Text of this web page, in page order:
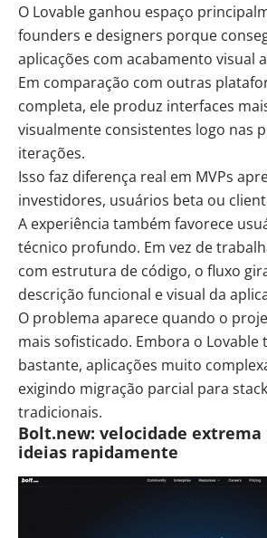
O Lovable ganhou espaço
founders e designers porque
aplicações com acabamento visual
Em comparação com outras
completa, ele produz interfaces
visualmente consistentes logo nas
iterações.
Isso faz diferença real em MVPs
investidores, usuários beta ou
A experiência também favorece
técnico profundo. Em vez de
com estrutura de código, o fluxo
descrição funcional e visual da
O problema aparece quando o
mais sofisticado. Embora o Lovable
bastante, aplicações muito
exigindo migração parcial para
tradicionais.
Bolt.new: velocidade
ideias rapidamente